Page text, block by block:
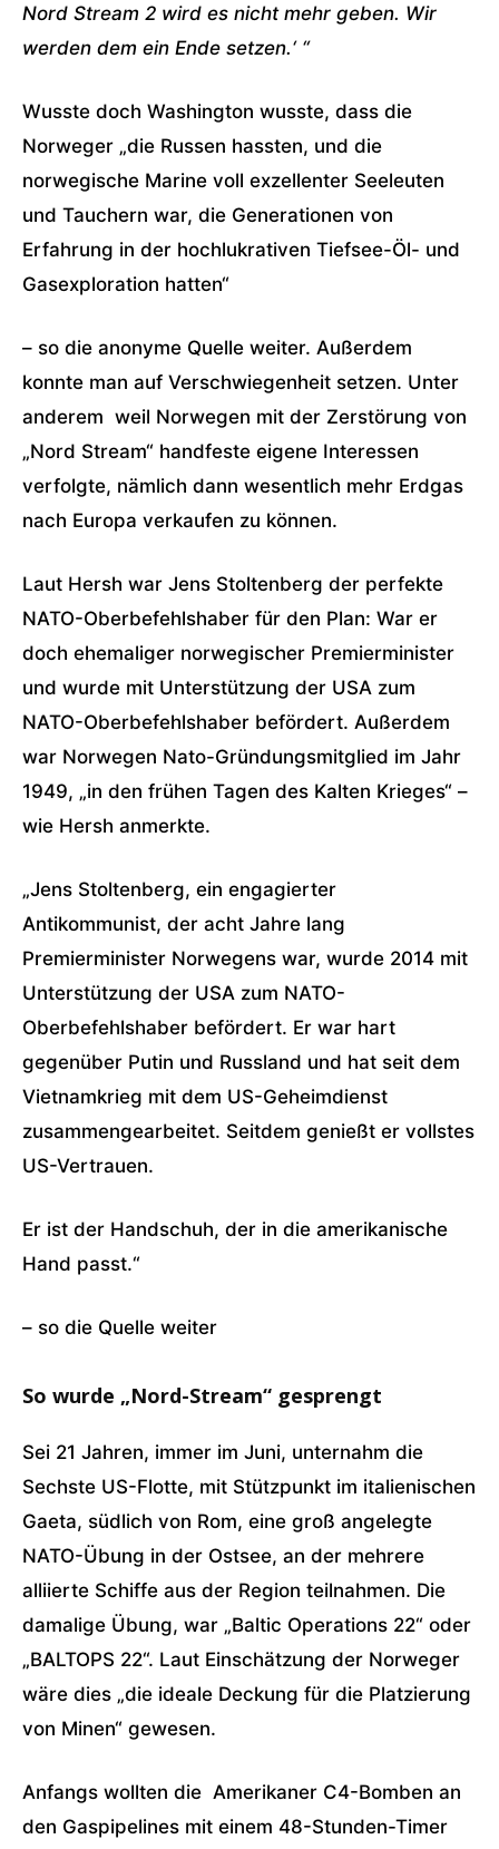
Nord Stream 2 wird es nicht mehr geben. Wir
werden dem ein Ende setzen.‘ “
Wusste doch Washington wusste, dass die
Norweger „die Russen hassten, und die
norwegische Marine voll exzellenter Seeleuten
und Tauchern war, die Generationen von
Erfahrung in der hochlukrativen Tiefsee-Öl- und
Gasexploration hatten“
– so die anonyme Quelle weiter. Außerdem
konnte man auf Verschwiegenheit setzen. Unter
anderem weil Norwegen mit der Zerstörung von
„Nord Stream“ handfeste eigene Interessen
verfolgte, nämlich dann wesentlich mehr Erdgas
nach Europa verkaufen zu können.
Laut Hersh war Jens Stoltenberg der perfekte
NATO-Oberbefehlshaber für den Plan: War er
doch ehemaliger norwegischer Premierminister
und wurde mit Unterstützung der USA zum
NATO-Oberbefehlshaber befördert. Außerdem
war Norwegen Nato-Gründungsmitglied im Jahr
1949, „in den frühen Tagen des Kalten Krieges“ –
wie Hersh anmerkte.
„Jens Stoltenberg, ein engagierter
Antikommunist, der acht Jahre lang
Premierminister Norwegens war, wurde 2014 mit
Unterstützung der USA zum NATO-
Oberbefehlshaber befördert. Er war hart
gegenüber Putin und Russland und hat seit dem
Vietnamkrieg mit dem US-Geheimdienst
zusammengearbeitet. Seitdem genießt er vollstes
US-Vertrauen.
Er ist der Handschuh, der in die amerikanische
Hand passt.“
– so die Quelle weiter
So wurde „Nord-Stream“ gesprengt
Sei 21 Jahren, immer im Juni, unternahm die
Sechste US-Flotte, mit Stützpunkt im italienischen
Gaeta, südlich von Rom, eine groß angelegte
NATO-Übung in der Ostsee, an der mehrere
alliierte Schiffe aus der Region teilnahmen. Die
damalige Übung, war „Baltic Operations 22“ oder
„BALTOPS 22“. Laut Einschätzung der Norweger
wäre dies „die ideale Deckung für die Platzierung
von Minen“ gewesen.
Anfangs wollten die Amerikaner C4-Bomben an
den Gaspipelines mit einem 48-Stunden-Timer